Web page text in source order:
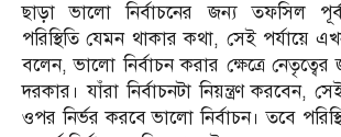
ছাড়া ভালো নির্বাচনের জন্য তফসিল
পরিস্থিতি যেমন থাকার কথা, সেই পর্যায়ে
বলেন, ভালো নির্বাচন করার ক্ষেত্রে নেতৃত্বের
দরকার। যাঁরা নির্বাচনটা নিয়ন্ত্রণ করবেন,
ওপর নির্ভর করবে ভালো নির্বাচন। তবে